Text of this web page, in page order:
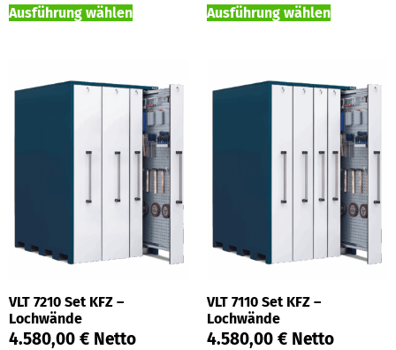
Ausführung wählen Ausführung wählen
VLT 7210 Set KFZ –
Lochwände
4.580,00 € Netto
VLT 7110 Set KFZ –
Lochwände
4.580,00 € Netto